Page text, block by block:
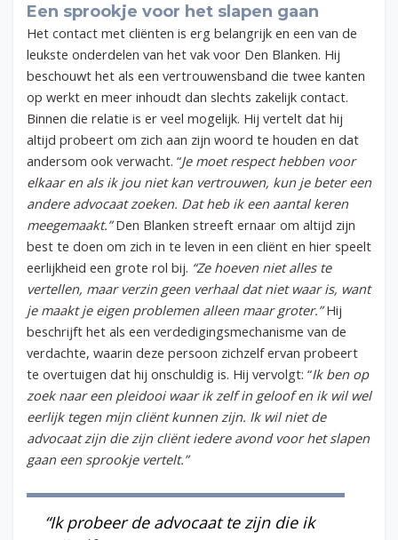
Een sprookje voor het slapen gaan
Het contact met cliënten is erg belangrijk en een van de
leukste onderdelen van het vak voor Den Blanken. Hij
beschouwt het als een vertrouwensband die twee kanten
op werkt en meer inhoudt dan slechts zakelijk contact.
Binnen die relatie is er veel mogelijk. Hij vertelt dat hij
altijd probeert om zich aan zijn woord te houden en dat
andersom ook verwacht. “Je moet respect hebben voor
elkaar en als ik jou niet kan vertrouwen, kun je beter een
andere advocaat zoeken. Dat heb ik een aantal keren
meegemaakt.”Den Blanken streeft ernaar om altijd zijn
best te doen om zich in te leven in een cliënt en hier speelt
eerlijkheid een grote rol bij. “Ze hoeven niet alles te
vertellen, maar verzin geen verhaal dat niet waar is, want
je maakt je eigen problemen alleen maar groter.”Hij
beschrijft het als een verdedigingsmechanisme van de
verdachte, waarin deze persoon zichzelf ervan probeert
te overtuigen dat hij onschuldig is. Hij vervolgt: “Ik ben op
zoek naar een pleidooi waar ik zelf in geloof en ik wil wel
eerlijk tegen mijn cliënt kunnen zijn. Ik wil niet de
advocaat zijn die zijn cliënt iedere avond voor het slapen
gaan een sprookje vertelt.”
“Ik probeer de advocaat te zijn die ik